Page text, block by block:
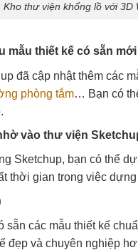
Kho thư viện khổng lồ với 3D
mẫu thiết kế có sẵn mới
đã cập nhật thêm các
phòng tắm… Bạn có
vào thư viện
Sketchup, bạn có thể
thời gian trong việc
sẵn các mẫu thiết kế
đẹp và chuyên nghiệp